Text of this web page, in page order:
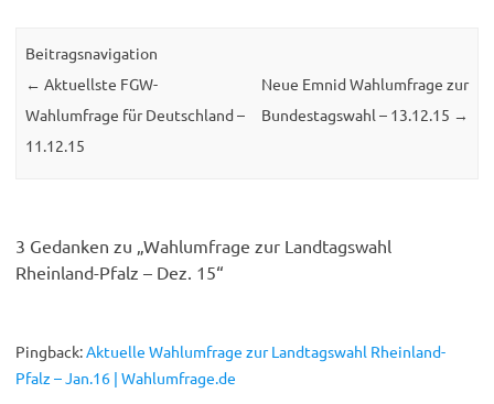
Beitragsnavigation
← Aktuellste FGW-
Wahlumfrage für Deutschland –
11.12.15
Neue Emnid Wahlumfrage zur
Bundestagswahl – 13.12.15 →
3 Gedanken zu „ Wahlumfrage zur Landtagswahl
Rheinland-Pfalz – Dez. 15“
Pingback:Aktuelle Wahlumfrage zur Landtagswahl Rheinland-
Pfalz – Jan.16 | Wahlumfrage.de